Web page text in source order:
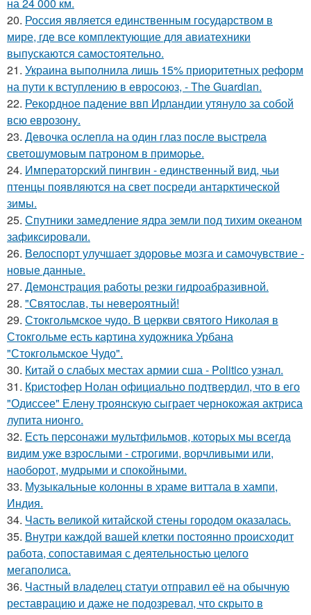
на 24 000 км.
20. Россия является единственным государством в
мире, где все комплектующие для авиатехники
выпускаются самостоятельно.
21. Украина выполнила лишь 15% приоритетных реформ
на пути к вступлению в евросоюз, - The Guardian.
22. Рекордное падение ввп Ирландии утянуло за собой
всю еврозону.
23. Девочка ослепла на один глаз после выстрела
светошумовым патроном в приморье.
24. Императорский пингвин - единственный вид, чьи
птенцы появляются на свет посреди антарктической
зимы.
25. Спутники замедление ядра земли под тихим океаном
зафиксировали.
26. Велоспорт улучшает здоровье мозга и самочувствие -
новые данные.
27. Демонстрация работы резки гидроабразивной.
28. "Святослав, ты невероятный!
29. Стокгольмское чудо. В церкви святого Николая в
Стокгольме есть картина художника Урбана
"Стокгольмское Чудо".
30. Китай о слабых местах армии сша - Politico узнал.
31. Кристофер Нолан официально подтвердил, что в его
"Одиссее" Елену троянскую сыграет чернокожая актриса
лупита нионго.
32. Есть персонажи мультфильмов, которых мы всегда
видим уже взрослыми - строгими, ворчливыми или,
наоборот, мудрыми и спокойными.
33. Музыкальные колонны в храме виттала в хампи,
Индия.
34. Часть великой китайской стены городом оказалась.
35. Внутри каждой вашей клетки постоянно происходит
работа, сопоставимая с деятельностью целого
мегаполиса.
36. Частный владелец статуи отправил её на обычную
реставрацию и даже не подозревал, что скрыто в